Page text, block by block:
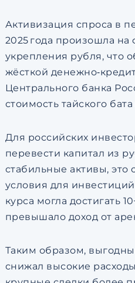
Активизация спроса в
2025 года произошла
укрепления рубля, что
жёсткой
Центрального банка
стоимость тайского
Для российских
перевести капитал из
стабильные активы, это
условия для
курса могла достигать 10
превышало доход от
Таким образом,
снижал высокие